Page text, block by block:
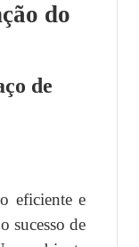
do
de
eficiente e
sucesso de